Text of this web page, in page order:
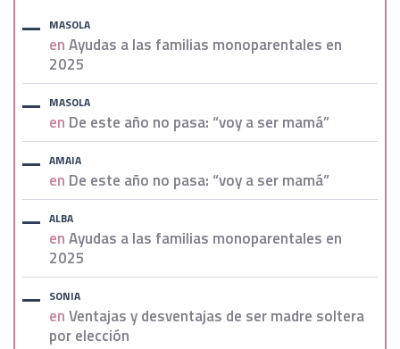
MASOLA
enAyudas a las familias monoparentales en
2025
MASOLA
en De este año no pasa: “voy a ser mamá”
AMAIA
en De este año no pasa: “voy a ser mamá”
ALBA
enAyudas a las familias monoparentales en
2025
SONIA
enVentajas y desventajas de ser madre soltera
por elección